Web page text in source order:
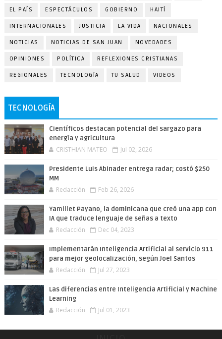
EL PAÍS ESPECTÁCULOS GOBIERNO HAITÍ
INTERNACIONALES JUSTICIA LA VIDA NACIONALES
NOTICIAS NOTICIAS DE SAN JUAN NOVEDADES
OPINIONES POLÍTICA REFLEXIONES CRISTIANAS
REGIONALES TECNOLOGÍA TU SALUD VIDEOS
TECNOLOGÍA
Científicos destacan potencial del sargazo para
energía y agricultura
CRISTHIAN MATEO Jul 02, 2026
Presidente Luis Abinader entrega radar; costó $250
MM
Redacción Feb 26, 2026
Yamillet Payano, la dominicana que creó una app con
IA que traduce lenguaje de señas a texto
Redacción Dec 04, 2023
Implementarán Inteligencia Artificial al servicio 911
para mejor geolocalización, según Joel Santos
Redacción Jul 27, 2023
Las diferencias entre Inteligencia Artificial y Machine
Learning
Redacción Jul 01, 2023